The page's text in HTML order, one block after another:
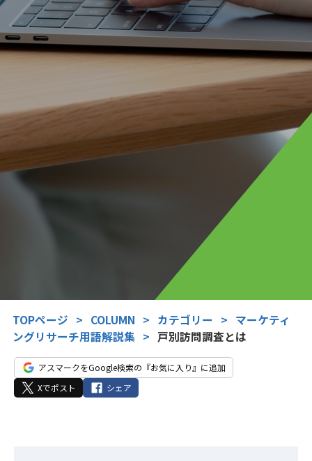
TOPページ > COLUMN > カテゴリー > マーケティ
ングリサーチ用語解説集 > 戸別訪問調査とは
アスマークをGoogle検索の『お気に入り』に追加
Xでポスト
シェア